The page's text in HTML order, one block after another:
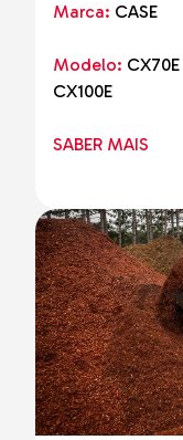
Marca: CASE
Modelo: CX70E
CX100E
SABER MAIS